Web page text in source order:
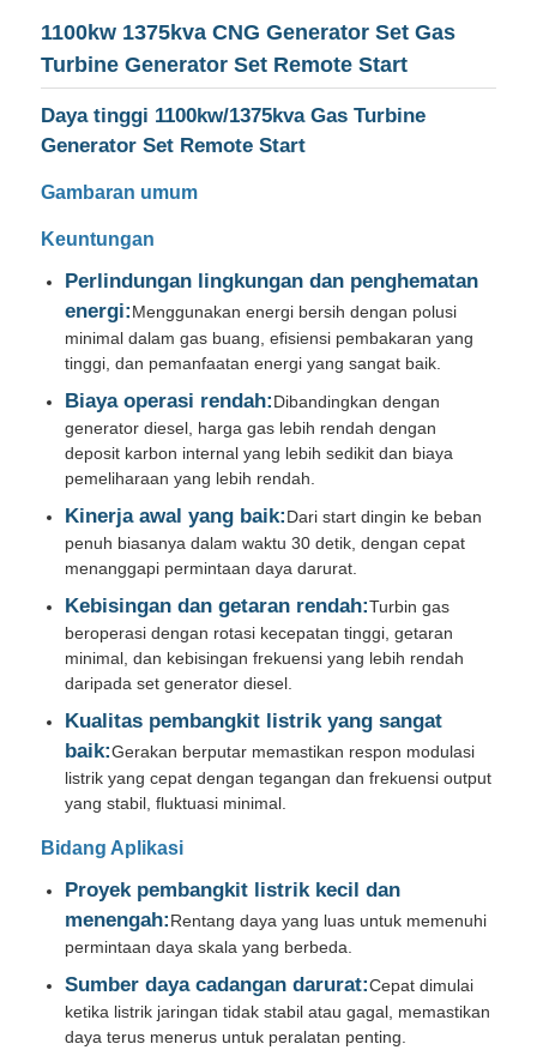
Rumah
Produk
Tentang kita
Wisata pabrik
Kontrol kualitas
Hubungi kami
Semua Kasus
genset diesel senyap
Perangkat Genset Diesel
set generator bensin
1100kw 1375kva CNG Generator Set Gas
Turbine Generator Set Remote Start
Daya tinggi 1100kw/1375kva Gas Turbine
Generator Set Remote Start
Gambaran umum
Keuntungan
Perlindungan lingkungan dan penghematan
energi:Menggunakan energi bersih dengan polusi
minimal dalam gas buang, efisiensi pembakaran yang
tinggi, dan pemanfaatan energi yang sangat baik.
Biaya operasi rendah:Dibandingkan dengan
generator diesel, harga gas lebih rendah dengan
deposit karbon internal yang lebih sedikit dan biaya
pemeliharaan yang lebih rendah.
Kinerja awal yang baik:Dari start dingin ke beban
penuh biasanya dalam waktu 30 detik, dengan cepat
menanggapi permintaan daya darurat.
Kebisingan dan getaran rendah:Turbin gas
beroperasi dengan rotasi kecepatan tinggi, getaran
minimal, dan kebisingan frekuensi yang lebih rendah
daripada set generator diesel.
Kualitas pembangkit listrik yang sangat
baik:Gerakan berputar memastikan respon modulasi
listrik yang cepat dengan tegangan dan frekuensi output
yang stabil, fluktuasi minimal.
Bidang Aplikasi
Proyek pembangkit listrik kecil dan
menengah:Rentang daya yang luas untuk memenuhi
permintaan daya skala yang berbeda.
Sumber daya cadangan darurat:Cepat dimulai
ketika listrik jaringan tidak stabil atau gagal, memastikan
daya terus menerus untuk peralatan penting.